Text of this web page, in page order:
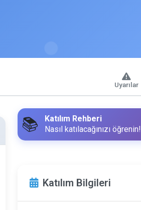
Uyarılar
📚
Katılım Rehberi
Nasıl katılacağınızı öğrenin!
Katılım Bilgileri